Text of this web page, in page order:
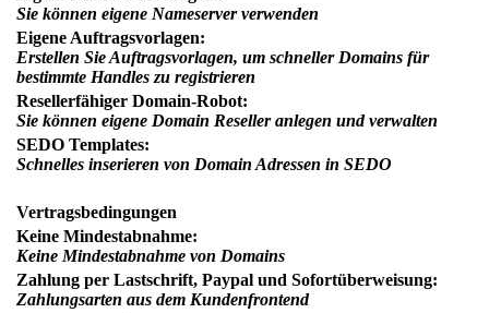
Sie können eigene Nameserver verwenden
Eigene Auftragsvorlagen:
Erstellen Sie Auftragsvorlagen, um schneller Domains für
bestimmte Handles zu registrieren
Resellerfähiger Domain-Robot:
Sie können eigene Domain Reseller anlegen und verwalten
SEDO Templates:
Schnelles inserieren von Domain Adressen in SEDO
Vertragsbedingungen
Keine Mindestabnahme:
Keine Mindestabnahme von Domains
Zahlung per Lastschrift, Paypal und Sofortüberweisung:
Zahlungsarten aus dem Kundenfrontend